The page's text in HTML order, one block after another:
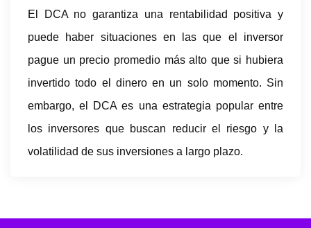
El DCA no garantiza una rentabilidad positiva y
puede haber situaciones en las que el inversor
pague un precio promedio más alto que si hubiera
invertido todo el dinero en un solo momento. Sin
embargo, el DCA es una estrategia popular entre
los inversores que buscan reducir el riesgo y la
volatilidad de sus inversiones a largo plazo.